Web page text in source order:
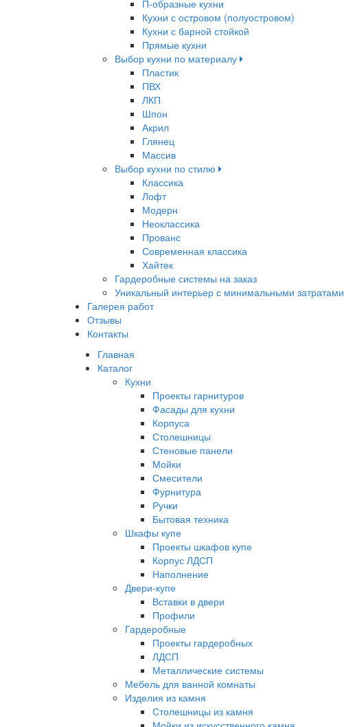
П-образные кухни
Кухни с островом (полуостровом)
Кухни с барной стойкой
Прямые кухни
Выбор кухни по материалу
Пластик
ПВХ
ЛКП
Шпон
Акрил
Глянец
Массив
Выбор кухни по стилю
Классика
Лофт
Модерн
Неоклассика
Прованс
Современная классика
Хайтек
Гардеробные системы на заказ
Уникальный интерьер с минимальными затратами
Галерея работ
Отзывы
Контакты
Главная
Каталог
Кухни
Проекты гарнитуров
Фасады для кухни
Корпуса
Столешницы
Стеновые панели
Мойки
Смесители
Фурнитура
Ручки
Бытовая техника
Шкафы купе
Проекты шкафов купе
Корпус ЛДСП
Наполнение
Двери-купе
Вставки в двери
Профили
Гардеробные
Проекты гардеробных
ЛДСП
Металлические системы
Мебель для ванной комнаты
Изделия из камня
Столешницы из камня